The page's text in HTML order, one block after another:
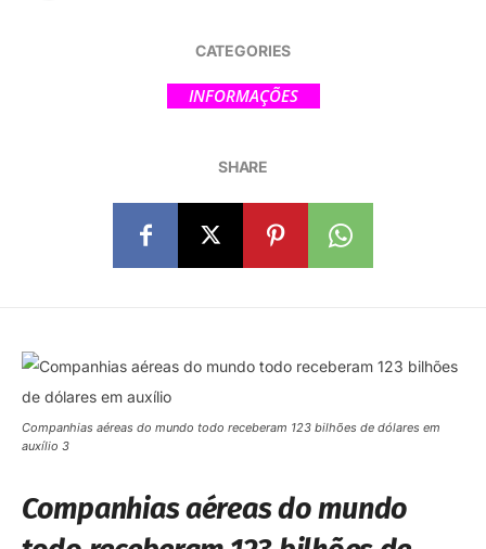
CATEGORIES
INFORMAÇÕES
SHARE
Companhias aéreas do mundo todo receberam 123 bilhões de dólares em
auxílio 3
Companhias aéreas do mundo